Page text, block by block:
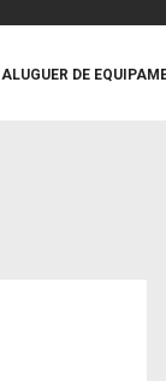
ALUGUER DE